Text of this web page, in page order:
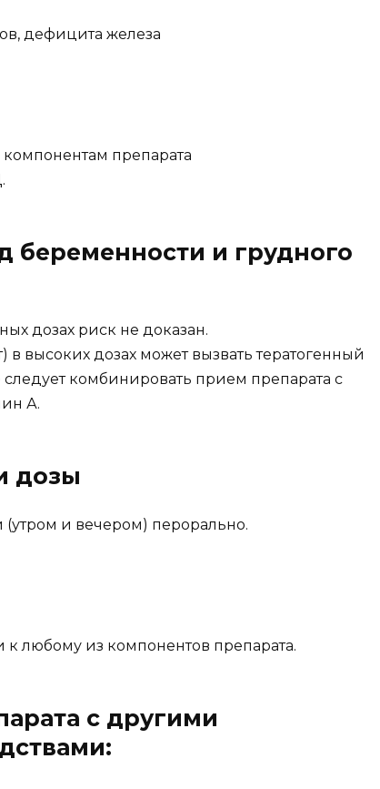
дефицита железа
препарата
беременности и грудного
дозах риск не доказан.
в высоких дозах может вызвать тератогенный
комбинировать прием препарата с
А.
дозы
(утром и вечером) перорально.
любому из компонентов препарата.
с другими